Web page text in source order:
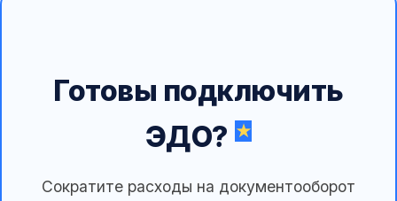
Готовы подключить
ЭДО?
Сократите расходы на документооборот